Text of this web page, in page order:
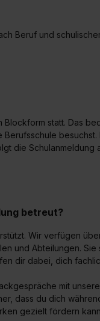
Beruf und
statt. Das
die
betreut?
Wir verfügen
und Abteilungen.
dir dabei, dich
mit
dass du dich
gezielt fördern